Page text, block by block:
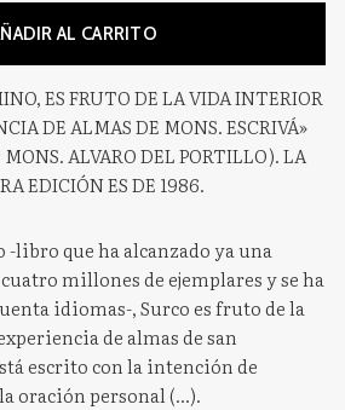
AL CARRITO
ES FRUTO DE LA VIDA INTERIOR
DE ALMAS DE MONS. ESCRIVÁ»
ALVARO DEL PORTILLO). LA
EDICIÓN ES DE 1986.
-libro que ha alcanzado ya una
millones de ejemplares y se ha
idiomas-, Surco es fruto de la
de almas de san
escrito con la intención de
oración personal (...).